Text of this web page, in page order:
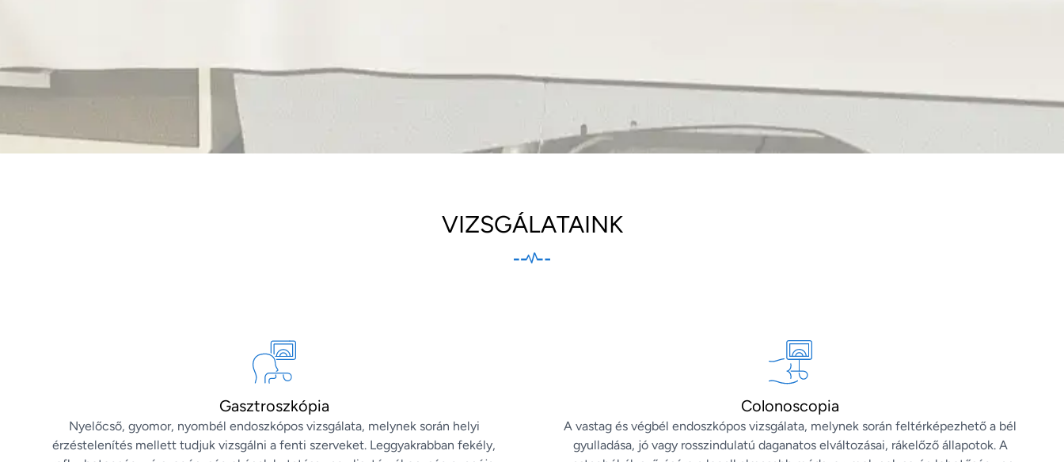
VIZSGÁLATAINK
Gasztroszkópia
Nyelőcső, gyomor, nyombél endoszkópos vizsgálata, melynek során helyi
érzéstelenítés mellett tudjuk vizsgálni a fenti szerveket. Leggyakrabban fekély,
Colonoscopia
A vastag és végbél endoszkópos vizsgálata, melynek során feltérképezhető a bél
gyulladása, jó vagy rosszindulatú daganatos elváltozásai, rákelőző állapotok. A